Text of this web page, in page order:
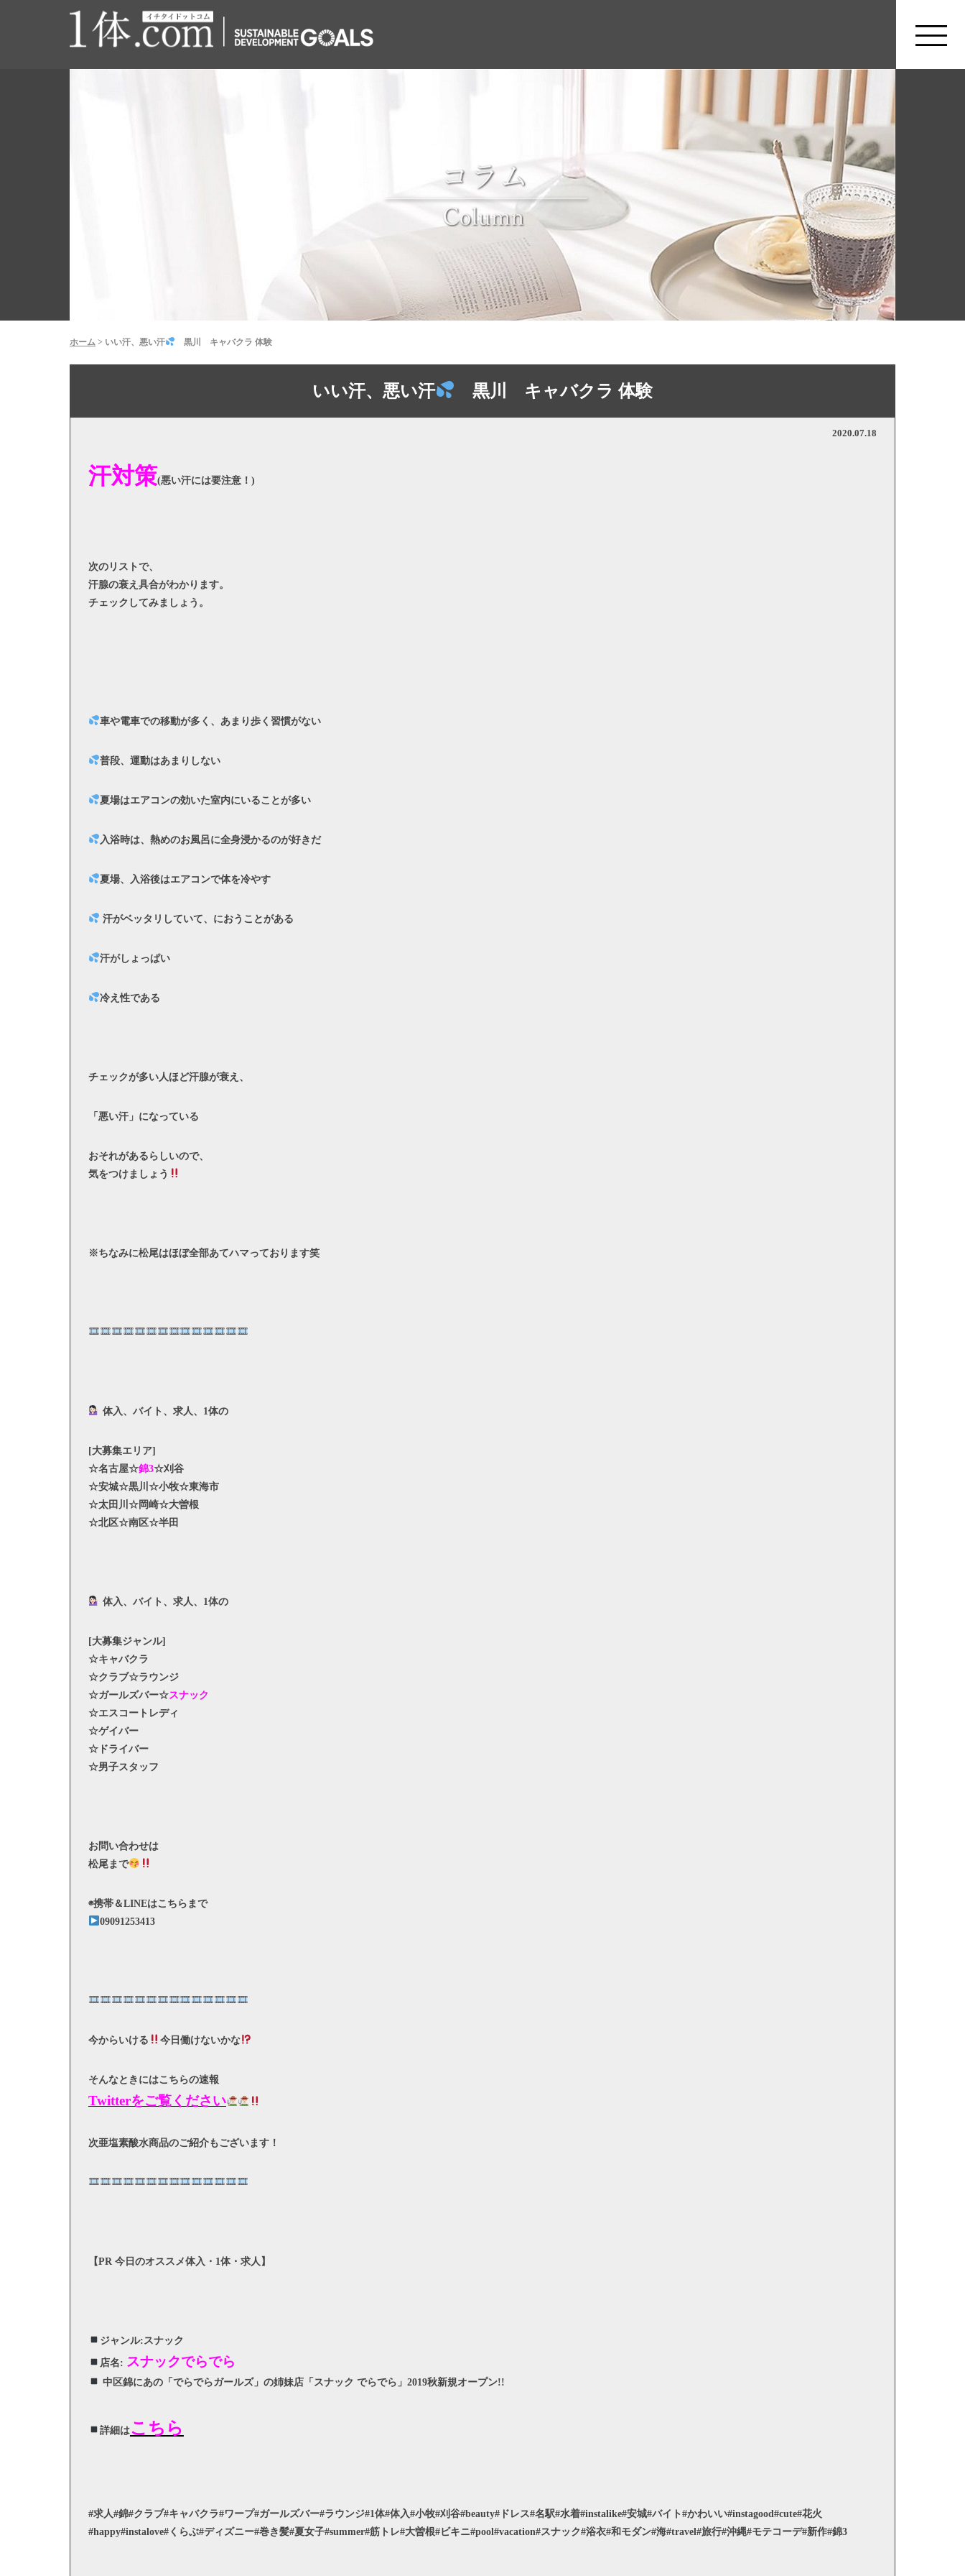
ホーム > いい汗、悪い汗 黒川 キャバクラ 体験
いい汗、悪い汗 黒川 キャバクラ 体験
2020.07.18
汗対策(悪い汗には要注意！)
次のリストで、
汗腺の衰え具合がわかります。
チェックしてみましょう。
車や電車での移動が多く、あまり歩く習慣がない
普段、運動はあまりしない
夏場はエアコンの効いた室内にいることが多い
入浴時は、熱めのお風呂に全身浸かるのが好きだ
夏場、入浴後はエアコンで体を冷やす
汗がベッタリしていて、におうことがある
汗がしょっぱい
冷え性である
チェックが多い人ほど汗腺が衰え、
「悪い汗」になっている
おそれがあるらしいので、
気をつけましょう
※ちなみに松尾はほぼ全部あてハマっております笑
体入、バイト、求人、1体の
[大募集エリア]
☆名古屋☆錦3☆刈谷
☆安城☆黒川☆小牧☆東海市
☆太田川☆岡崎☆大曽根
☆北区☆南区☆半田
体入、バイト、求人、1体の
[大募集ジャンル]
☆キャバクラ
☆クラブ☆ラウンジ
☆ガールズバー☆スナック
☆エスコートレディ
☆ゲイバー
☆ドライバー
☆男子スタッフ
お問い合わせは
松尾まで
◉携帯＆LINEはこちらまで
09091253413
今からいける 今日働けないかな
そんなときにはこちらの速報
Twitterをご覧ください
次亜塩素酸水商品のご紹介もございます！
【PR 今日のオススメ体入・1体・求人】
ジャンル:スナック
店名: スナックでらでら
中区錦にあの「でらでらガールズ」の姉妹店「スナック でらでら」2019秋新規オープン!!
詳細はこちら
#求人#錦#クラブ#キャバクラ#ワープ#ガールズバー#ラウンジ#1体#体入#小牧#刈谷#beauty#ドレス#名駅#水着#instalike#安城#バイト#かわいい#instagood#cute#花火
#happy#instalove#くらぶ#ディズニー#巻き髪#夏女子#summer#筋トレ#大曽根#ビキニ#pool#vacation#スナック#浴衣#和モダン#海#travel#旅行#沖縄#モテコーデ#新作#錦3